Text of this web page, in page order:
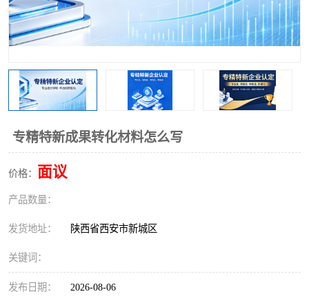
专精特新成果转化材料怎么写
价格： 面议
产品数量：
发货地址： 陕西省西安市新城区
关键词：
发布日期： 2026-08-06